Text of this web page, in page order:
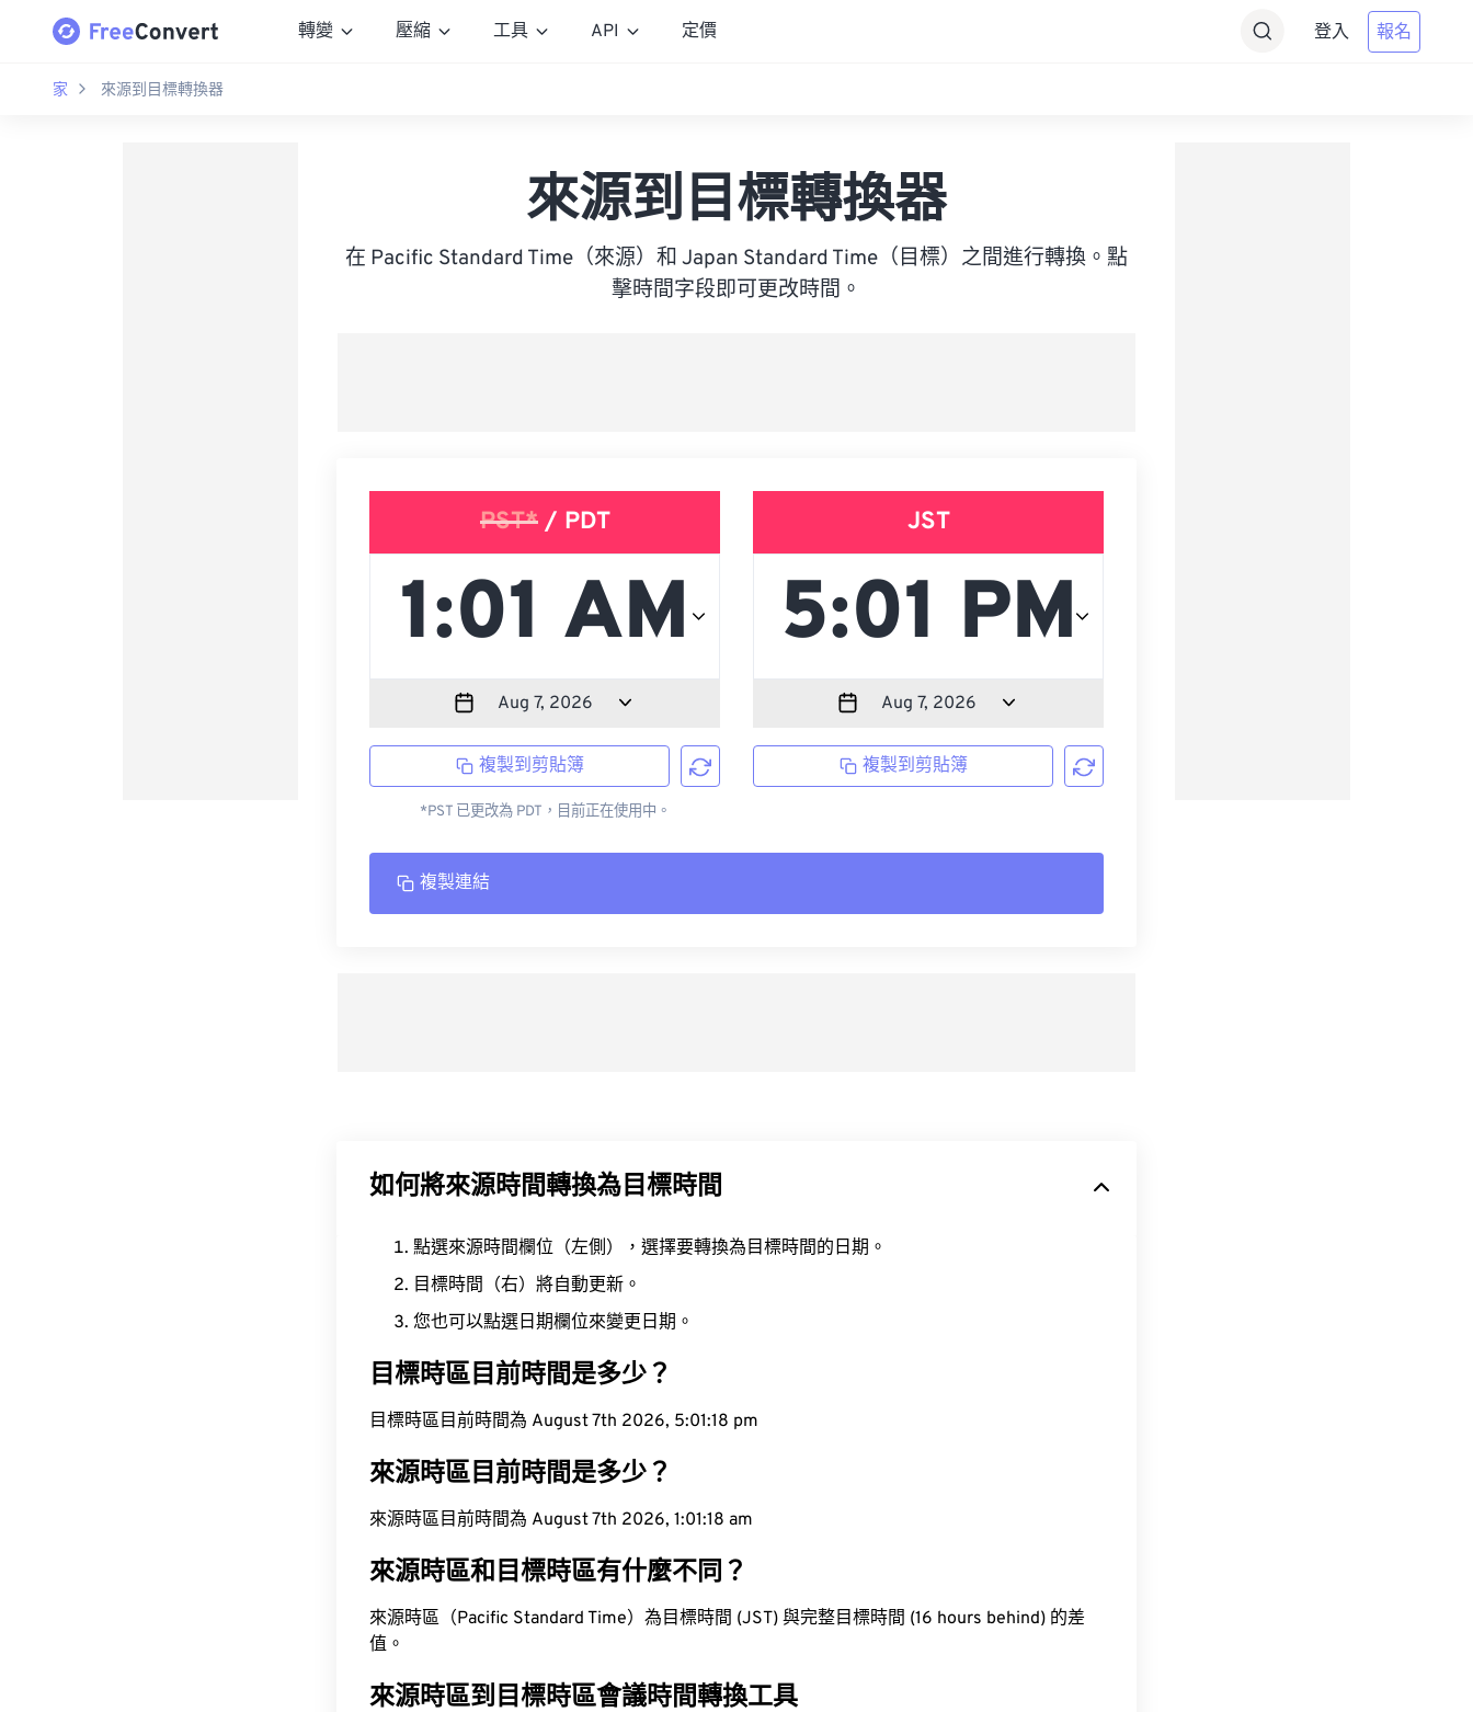
轉變 壓縮 工具 API 定價 登入 報名
家 來源到目標轉換器
來源到目標轉換器
在 Pacific Standard Time（來源）和 Japan Standard Time（目標）之間進行轉換。點
擊時間字段即可更改時間。
PST*/ PDT
複製到剪貼簿
*PST 已更改為 PDT，目前正在使用中。
JST
複製到剪貼簿
複製連結
如何將來源時間轉換為目標時間
點選來源時間欄位（左側），選擇要轉換為目標時間的日期。
目標時間（右）將自動更新。
您也可以點選日期欄位來變更日期。
目標時區目前時間是多少？
目標時區目前時間為 August 7th 2026, 5:01:19 pm
來源時區目前時間是多少？
來源時區目前時間為 August 7th 2026, 1:01:19 am
來源時區和目標時區有什麼不同？
來源時區（Pacific Standard Time）為目標時間 (JST) 與完整目標時間 (16 hours behind) 的差
值。
來源時區到目標時區會議時間轉換工具